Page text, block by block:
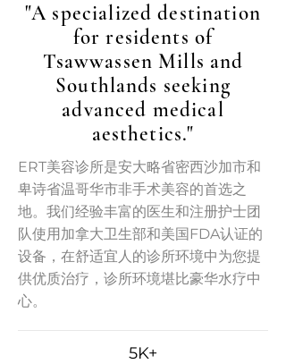
"A specialized destination
for residents of
Tsawwassen Mills and
Southlands seeking
advanced medical
aesthetics."
ERT美容诊所是安大略省密西沙加市和
卑诗省温哥华市非手术美容的首选之
地。我们经验丰富的医生和注册护士团
队使用加拿大卫生部和美国FDA认证的
设备，在舒适宜人的诊所环境中为您提
供优质治疗，诊所环境堪比豪华水疗中
心。
5K+